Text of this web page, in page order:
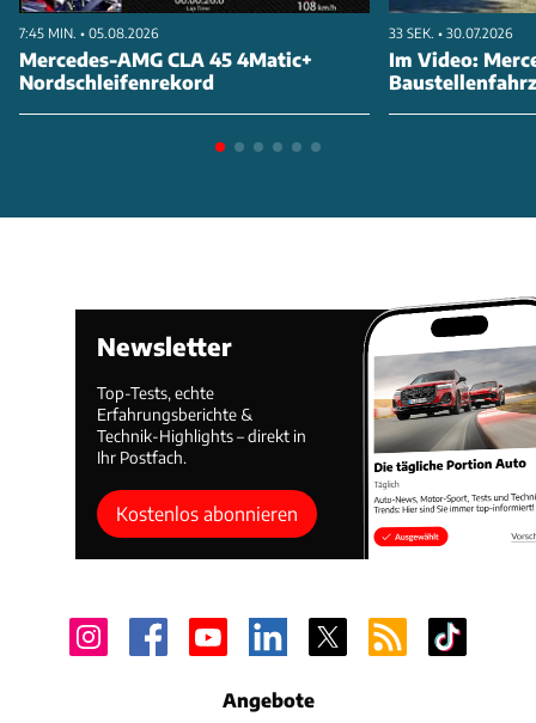
7:45 MIN. • 05.08.2026
Mercedes-AMG CLA 45 4Matic+
Nordschleifenrekord
33 SEK. • 30.07.2026
Im Video:
Newsletter
Top-Tests, echte
Erfahrungsberichte &
Technik-Highlights – direkt in
Ihr Postfach.
Kostenlos abonnieren
Angebote